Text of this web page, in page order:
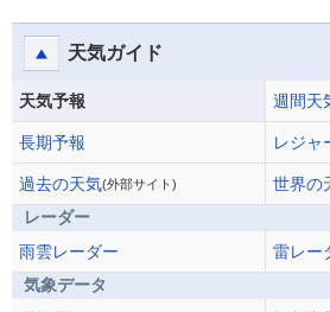
天気ガイド
天気予報 週間天
長期予報 レジャ
過去の天気(外部サイト)
世界の
レーダー
雨雲レーダー
雷レー
気象データ